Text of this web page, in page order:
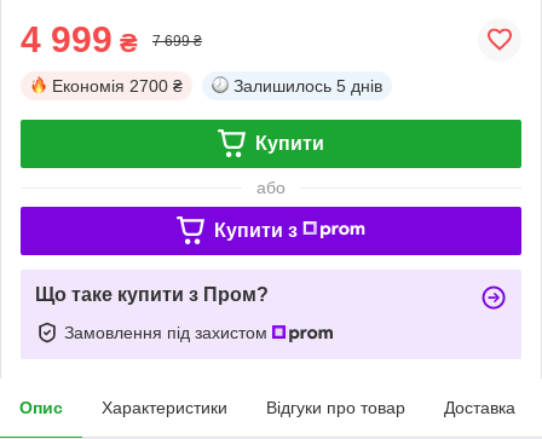
4 999 ₴ 7 699 ₴
Економія 2700 ₴ Залишилось 5 днів
Купити
або
Купити з
Що таке купити з Пром?
Замовлення під захистом
Опис Характеристики Відгуки про товар Доставка